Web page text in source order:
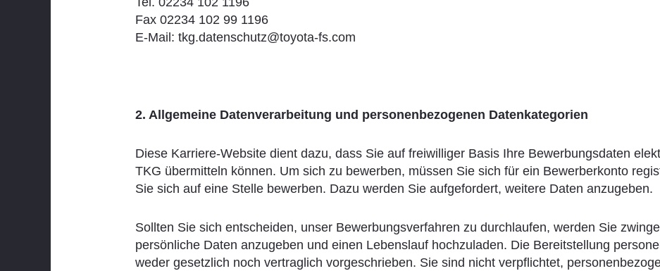
Fax 02234 102 99 1196
E-Mail: tkg.datenschutz@toyota-fs.com
2. Allgemeine Datenverarbeitung und personenbezogenen Datenkategorien
Diese Karriere-Website dient dazu, dass Sie auf freiwilliger Basis Ihre Bewerbungsdaten
TKG übermitteln können. Um sich zu bewerben, müssen Sie sich für ein Bewerberkonto
Sie sich auf eine Stelle bewerben. Dazu werden Sie aufgefordert, weitere Daten anzugeben.
Sollten Sie sich entscheiden, unser Bewerbungsverfahren zu durchlaufen, werden Sie
persönliche Daten anzugeben und einen Lebenslauf hochzuladen. Die Bereitstellung
weder gesetzlich noch vertraglich vorgeschrieben. Sie sind nicht verpflichtet,